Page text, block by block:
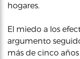
hogares.
El miedo a los
argumento
más de cinco